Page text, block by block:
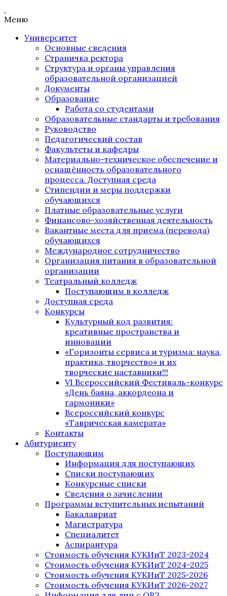
Меню
Университет
Основные сведения
Страничка ректора
Структура и органы управления
образовательной организацией
Документы
Образование
Работа со студентами
Образовательные стандарты и требования
Руководство
Педагогический состав
Факультеты и кафедры
Материально-техническое обеспечение и
оснащённость образовательного
процесса. Доступная среда
Стипендии и меры поддержки
обучающихся
Платные образовательные услуги
Финансово-хозяйственная деятельность
Вакантные места для приема (перевода)
обучающихся
Международное сотрудничество
Организация питания в образовательной
организации
Театральный колледж
Поступающим в колледж
Доступная среда
Конкурсы
Культурный код развития:
креативные пространства и
инновации
«Горизонты сервиса и туризма: наука,
практика, творчество» и их
творческие наставники!!!
VI Всероссийский Фестиваль-конкурс
«День баяна, аккордеона и
гармоники»
Всероссийский конкурс
«Таврическая камерата»
Контакты
Абитуриенту
Поступающим
Информация для поступающих
Списки поступающих
Конкурсные списки
Сведения о зачислении
Программы вступительных испытаний
Бакалавриат
Магистратура
Специалитет
Аспирантура
Стоимость обучения КУКИиТ 2023-2024
Стоимость обучения КУКИиТ 2024-2025
Стоимость обучения КУКИиТ 2025-2026
Стоимость обучения КУКИиТ 2026-2027